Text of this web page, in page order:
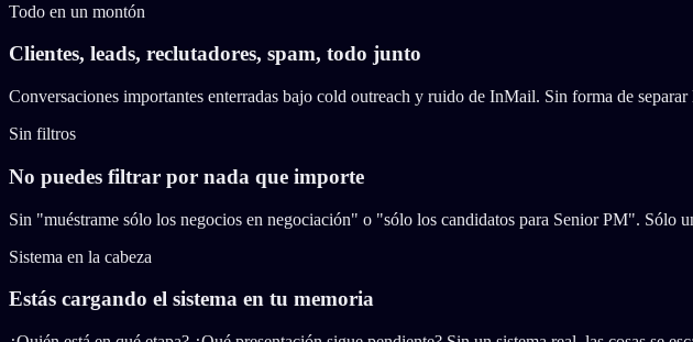
Todo en un montón
Clientes, leads, reclutadores, spam, todo junto
Conversaciones importantes enterradas bajo cold outreach y ruido de InMail. Sin forma de separar
Sin filtros
No puedes filtrar por nada que importe
Sin "muéstrame sólo los negocios en negociación" o "sólo los candidatos para Senior PM". Sólo
Sistema en la cabeza
Estás cargando el sistema en tu memoria